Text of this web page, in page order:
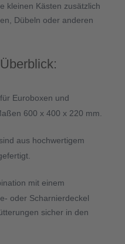
kleinen Kästen zusätzlich
Dübeln oder anderen
Euroboxen und
600 x 400 x 220 mm.
aus hochwertigem
mit einem
oder Scharnierdeckel
sicher in den